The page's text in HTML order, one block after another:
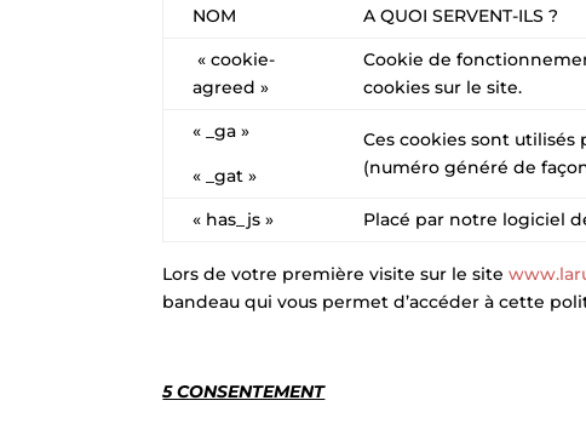
NOM
A QUOI SERVENT-ILS ?
« cookie-
agreed »
Cookie de
cookies sur le site.
« _ga »
« _gat »
Ces cookies sont
(numéro généré de
« has_js » Placé par notre logiciel
Lors de votre première visite sur le site
bandeau qui vous permet d’accéder à cette
5 CONSENTEMENT